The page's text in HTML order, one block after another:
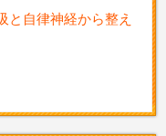
と自律神経から整え